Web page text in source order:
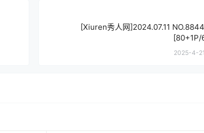
[Xiuren秀人网]2024.07.11
[80+1P/
2025-4-